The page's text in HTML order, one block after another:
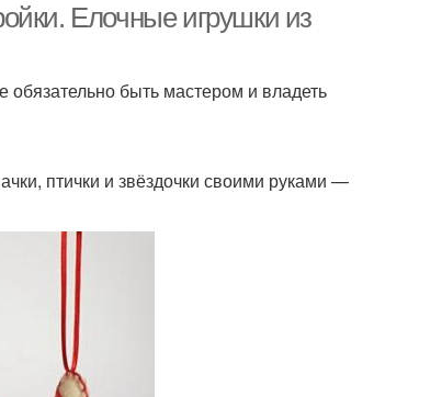
Елочные игрушки из
быть мастером и владеть
птички и звёздочки своими руками —